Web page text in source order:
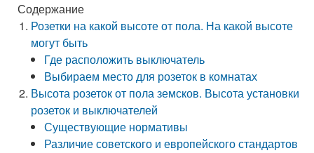
Содержание
Розетки на какой высоте от пола. На какой высоте
могут быть
Где расположить выключатель
Выбираем место для розеток в комнатах
Высота розеток от пола земсков. Высота установки
розеток и выключателей
Существующие нормативы
Различие советского и европейского стандартов